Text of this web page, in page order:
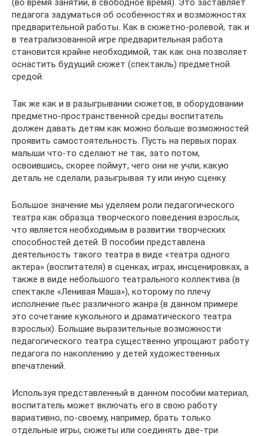
(во время занятий, в свободное время). Это заставляет
педагога задуматься об особенностях и возможностях
предварительной работы. Как в сюжетно-ролевой, так и
в театрализованной игре предварительная работа
становится крайне необходимой, так как она позволяет
оснастить будущий сюжет (спектакль) предметной
средой.
Так же как и в разыгрывании сюжетов, в оборудовании
предметно-пространственной среды воспитатель
должен давать детям как можно больше возможностей
проявить самостоятельность. Пусть на первых порах
малыши что-то сделают не так, зато потом,
освоившись, скорее поймут, чего они не учли, какую
деталь не сделали, разыгрывая ту или иную сценку.
Большое значение мы уделяем роли педагогического
театра как образца творческого поведения взрослых,
что является необходимым в развитии творческих
способностей детей. В пособии представлена
деятельность такого театра в виде «театра одного
актера» (воспитателя) в сценках, играх, инсценировках, а
также в виде небольшого театрального коллектива (в
спектакле «Ленивая Маша»), которому по плечу
исполнение пьес различного жанра (в данном примере
это сочетание кукольного и драматического театра
взрослых). Большие выразительные возможности
педагогического театра существенно упрощают работу
педагога по накоплению у детей художественных
впечатлений.
Используя представленный в данном пособии материал,
воспитатель может включать его в свою работу
вариативно, по-своему, например, брать только
отдельные игры, сюжеты или соединять две-три